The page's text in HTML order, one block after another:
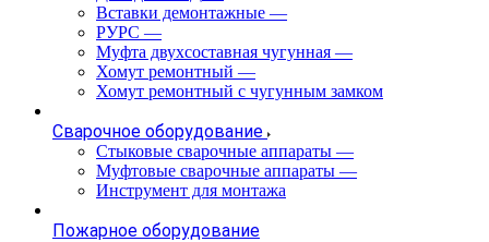
Вставки демонтажные —
РУРС —
Муфта двухсоставная чугунная —
Хомут ремонтный —
Хомут ремонтный с чугунным замком
Сварочное оборудование
Стыковые сварочные аппараты —
Муфтовые сварочные аппараты —
Инструмент для монтажа
Пожарное оборудование